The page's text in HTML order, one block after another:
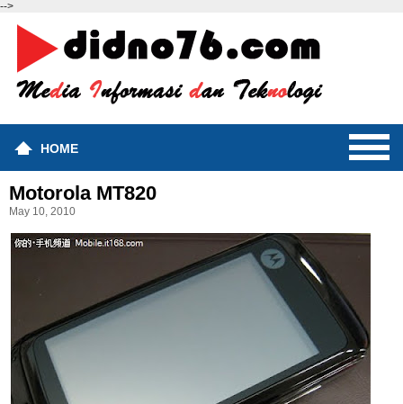
-->
HOME
Motorola MT820
May 10, 2010